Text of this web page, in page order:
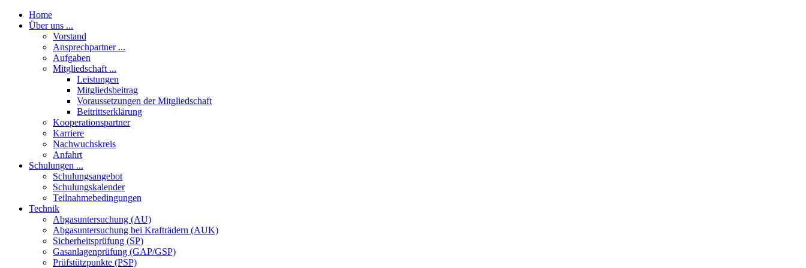
Home
Über uns ...
Vorstand
Ansprechpartner ...
Aufgaben
Mitgliedschaft ...
Leistungen
Mitgliedsbeitrag
Voraussetzungen der Mitgliedschaft
Beitrittserklärung
Kooperationspartner
Karriere
Nachwuchskreis
Anfahrt
Schulungen ...
Schulungsangebot
Schulungskalender
Teilnahmebedingungen
Technik
Abgasuntersuchung (AU)
Abgasuntersuchung bei Krafträdern (AUK)
Sicherheitsprüfung (SP)
Gasanlagenprüfung (GAP/GSP)
Prüfstützpunkte (PSP)